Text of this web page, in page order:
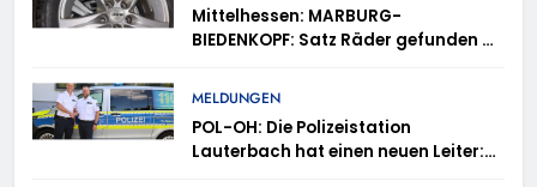
Mittelhessen: MARBURG-
BIEDENKOPF: Satz Räder gefunden –
MELDUNGEN
POL-OH: Die Polizeistation
Lauterbach hat einen neuen Leiter: